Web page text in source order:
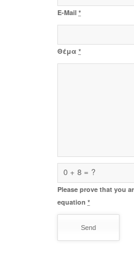
E-Mail *
Θέμα *
0 + 8 = ?
Please prove that you
equation *